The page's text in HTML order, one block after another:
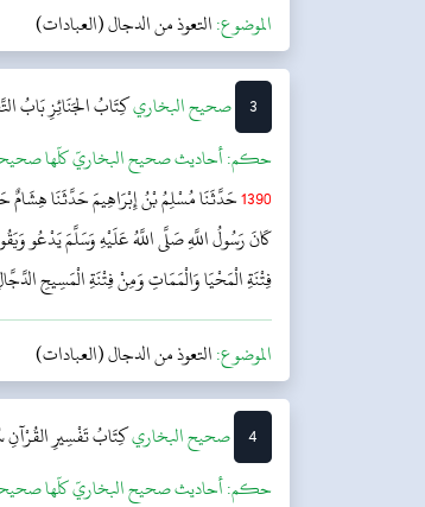
الموضوع:التعوذ من الدجال (العبادات)
3 ‌‌صحيح البخاريكِتَابُ الجَنَائِزِبَابُ
حکم:أحاديث صحيح البخاريّ كلّها
1390حَدَّثَنَا مُسْلِمُ بْنُ إِبْرَاهِيمَ حَدَّثَنَا هِشَامٌ
كَانَ رَسُولُ اللَّهِ صَلَّى اللَّهُ عَلَيْهِ وَسَلَّمَ يَدْعُو
فِتْنَةِ الْمَحْيَا وَالْمَمَاتِ وَمِنْ فِتْنَةِ الْمَسِيحِ
الموضوع:التعوذ من الدجال (العبادات)
4 ‌‌صحيح البخاريكِتَابُ تَفْسِيرِ القُرْآنِ
حکم:أحاديث صحيح البخاريّ كلّها